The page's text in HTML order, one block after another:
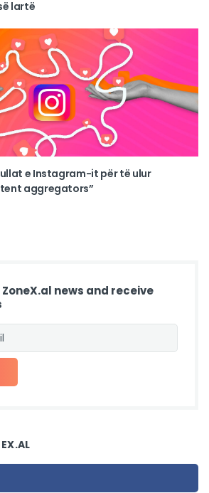
lartë
e Instagram-it për të ulur
aggregators”
news and receive